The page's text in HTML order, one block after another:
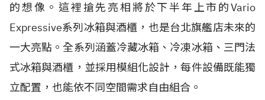
的想像。這裡搶先亮相將於下半年上市的Vario
Expressive系列冰箱與酒櫃，也是台北旗艦店未來的
一大亮點。全系列涵蓋冷藏冰箱、冷凍冰箱、三門法
式冰箱與酒櫃，並採用模組化設計，每件設備既能獨
立配置，也能依不同空間需求自由組合。